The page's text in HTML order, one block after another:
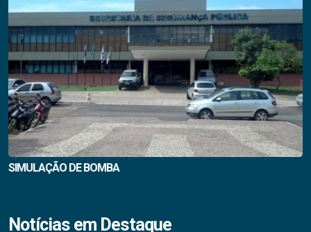
SIMULAÇÃO DE BOMBA
Notícias em Destaque